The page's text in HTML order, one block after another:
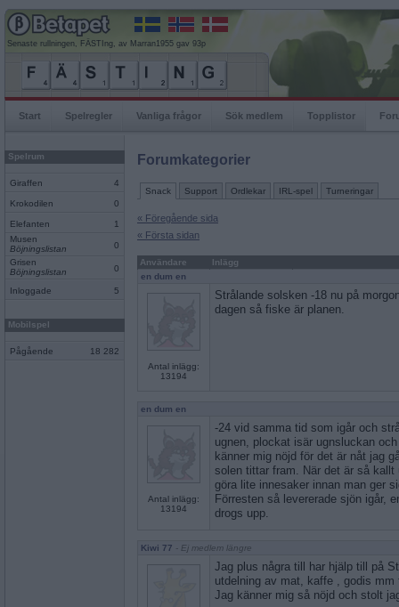
Senaste rullningen, FÄSTIng, av Marran1955 gav 93p
Start Spelregler Vanliga frågor Sök medlem Topplistor
Spelrum
Giraffen 4
Krokodilen 0
Elefanten
1
Musen
Böjningslistan
0
Grisen
Böjningslistan
0
Inloggade 5
Mobilspel
Pågående 18 282
Forumkategorier
Snack Support Ordlekar IRL-spel Turneringar
« Föregående sida
« Första sidan
Användare
Inlägg
en dum en
Antal inlägg:
13194
Strålande solsken -18 nu på
dagen så fiske är planen.
en dum en
Antal inlägg:
13194
-24 vid samma tid som igår och
ugnen, plockat isär ugnsluckan
känner mig nöjd för det är nåt jag
solen tittar fram. När det är så
göra lite innesaker innan man ger
Förresten så levererade sjön igår,
drogs upp.
Kiwi 77 - Ej medlem längre
Jag plus några till har hjälp till på
utdelning av mat, kaffe , godis mm
Jag känner mig så nöjd och stolt